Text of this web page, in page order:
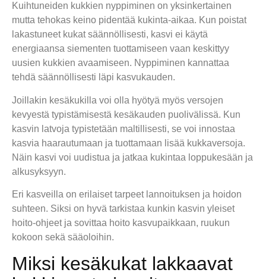
Kuihtuneiden kukkien nyppiminen on yksinkertainen
mutta tehokas keino pidentää kukinta-aikaa. Kun poistat
lakastuneet kukat säännöllisesti, kasvi ei käytä
energiaansa siementen tuottamiseen vaan keskittyy
uusien kukkien avaamiseen. Nyppiminen kannattaa
tehdä säännöllisesti läpi kasvukauden.
Joillakin kesäkukilla voi olla hyötyä myös versojen
kevyestä typistämisestä kesäkauden puolivälissä. Kun
kasvin latvoja typistetään maltillisesti, se voi innostaa
kasvia haarautumaan ja tuottamaan lisää kukkaversoja.
Näin kasvi voi uudistua ja jatkaa kukintaa loppukesään ja
alkusyksyyn.
Eri kasveilla on erilaiset tarpeet lannoituksen ja hoidon
suhteen. Siksi on hyvä tarkistaa kunkin kasvin yleiset
hoito-ohjeet ja sovittaa hoito kasvupaikkaan, ruukun
kokoon sekä sääoloihin.
Miksi kesäkukat lakkaavat